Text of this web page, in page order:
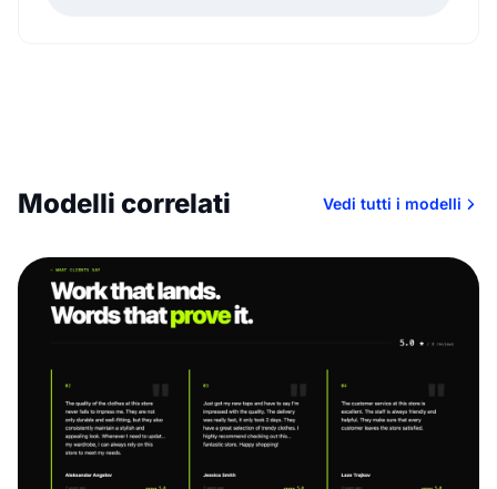
Modelli correlati Vedi tutti i modelli